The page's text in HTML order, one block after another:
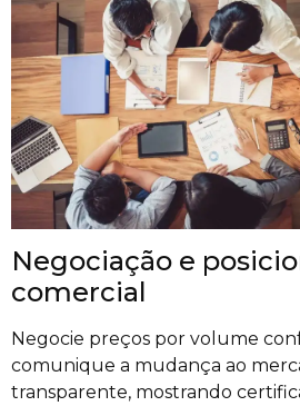
Negociação e
comercial
Negocie preços por volume
comunique a mudança ao
transparente, mostrando